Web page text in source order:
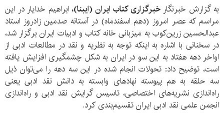
به گزارش خبرنگارخبرگزاری کتاب ایران (ایبنا)،ابراهیم خدایار در این
مراسم که عصر امروز (دهم اسفندماه) در آستانه صدمین زادروز استاد
عبدالحسین زرین‌کوب به میزبانی خانه کتاب و ادبیات ایران برگزار شد،
در سخنانی با اشاره به اینکه توجه به نظریه و نقد در مطالعات ادبی از
اواخر دهه هفتاد به این سو در ایران به شکل چشمگیری افزایش یافته
است، توضیح داد: تحولات انجام شده در این سه دهه را می‌توان ذیل
سه حلقه به هم پیوسته نهادهای وابسته به دانش نقد ادبی یعنی
راه‌اندازی نشریه‌های اختصاصی، تاسیس گرایش نقد ادبی و راه‌اندازی
انجمن علمی نقد ادبی ایران تقسیم‌بندی کرد.